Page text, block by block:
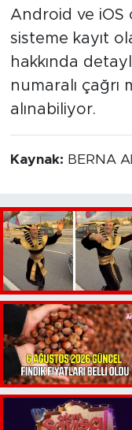
Android ve iOS
sisteme kayıt
hakkında
numaralı çağrı
alınabiliyor.
Kaynak: BERNA